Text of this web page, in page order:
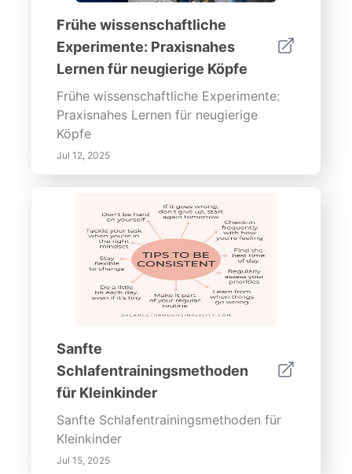
Frühe wissenschaftliche
Experimente: Praxisnahes
Lernen für neugierige Köpfe
Frühe wissenschaftliche Experimente:
Praxisnahes Lernen für neugierige
Köpfe
Jul 12, 2025
Sanfte
Schlafentrainingsmethoden
für Kleinkinder
Sanfte Schlafentrainingsmethoden für
Kleinkinder
Jul 15, 2025